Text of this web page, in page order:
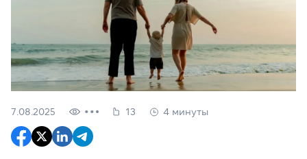
7.08.2025 13 4 минуты